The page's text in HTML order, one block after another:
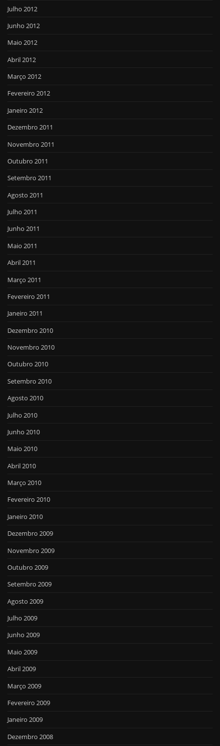
Julho 2012
Junho 2012
Maio 2012
Abril 2012
Março 2012
Fevereiro 2012
Janeiro 2012
Dezembro 2011
Novembro 2011
Outubro 2011
Setembro 2011
Agosto 2011
Julho 2011
Junho 2011
Maio 2011
Abril 2011
Março 2011
Fevereiro 2011
Janeiro 2011
Dezembro 2010
Novembro 2010
Outubro 2010
Setembro 2010
Agosto 2010
Julho 2010
Junho 2010
Maio 2010
Abril 2010
Março 2010
Fevereiro 2010
Janeiro 2010
Dezembro 2009
Novembro 2009
Outubro 2009
Setembro 2009
Agosto 2009
Julho 2009
Junho 2009
Maio 2009
Abril 2009
Março 2009
Fevereiro 2009
Janeiro 2009
Dezembro 2008